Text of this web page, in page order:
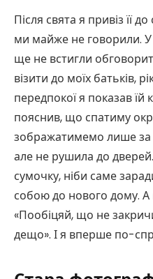
Після свята я привіз її
ми майже не говорили. У
ще не встигли
візити до моїх батьків,
передпокої я показав їй
пояснив, що спатиму
зображатимемо лише за
але не рушила до
сумочку, ніби саме
собою до нового дому. А
«Пообіцяй, що не
дещо». І я вперше по-